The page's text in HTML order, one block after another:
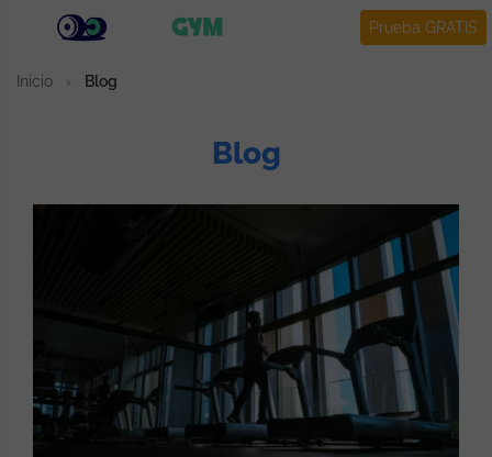
Prueba GRATIS
Inicio › Blog
Blog